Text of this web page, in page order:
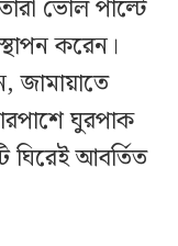
ভোল পাল্টে
করেন।
জামায়াতে
ঘুরপাক
ঘিরেই আবর্তিত